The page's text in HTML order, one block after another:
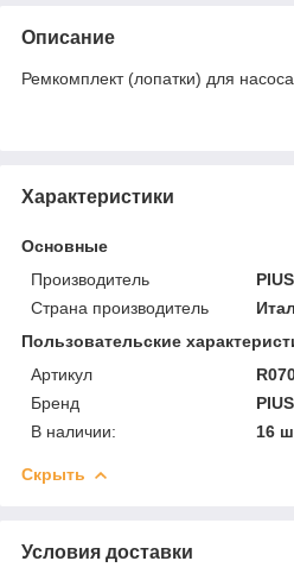
Описание
Ремкомплект (лопатки) для
Характеристики
Основные
Производитель
Страна производитель
Пользовательские
Артикул
Бренд
В наличии:
16
Скрыть
Условия доставки